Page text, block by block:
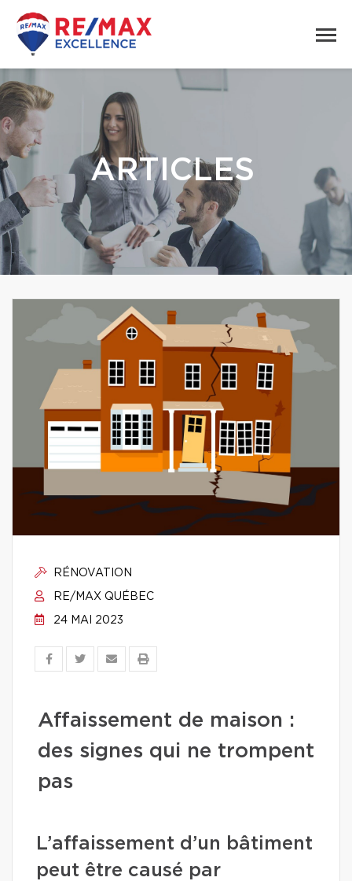
ARTICLES
RÉNOVATION
RE/MAX QUÉBEC
24 MAI 2023
Affaissement de maison :
des signes qui ne trompent
pas
L’affaissement d’un bâtiment
peut être causé par